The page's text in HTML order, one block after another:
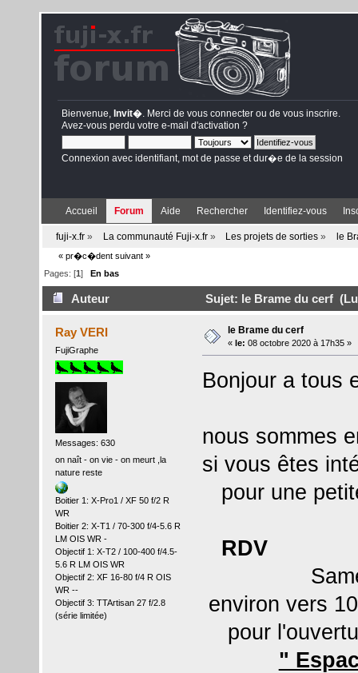
Bienvenue, Invit� . Merci de vous connecter ou de vous inscrire
Avez-vous perdu votre e-mail d'activation ?
Connexion avec identifiant, mot de passe et dur�e de la session
Accueil Forum Aide Rechercher Identifiez-vous
fuji-x.fr » La communauté Fuji-x.fr» Les projets de sorties » le
« pr�c�dent suivant »
Pages: [1] En bas
Auteur Sujet: le Brame du cerf
Ray VERI
FujiGraphe
Messages: 630
on naît - on vie - on meurt ,la
nature reste
Boitier 1: X-Pro1 / XF 50 f/2 R
WR
Boitier 2: X-T1 / 70-300 f/4-5.6 R
LM OIS WR -
Objectif 1: X-T2 / 100-400 f/4.5-
5.6 R LM OIS WR
Objectif 2: XF 16-80 f/4 R OIS
WR --
Objectif 3: TTArtisan 27 f/2.8
(série limitée)
le Brame du cerf
« le: 08 octobre 2020 à 17h35 »
Bonjour a tous
nous sommes
si vous êtes
pour une
RDV
Samedi
environ vers
pour
"